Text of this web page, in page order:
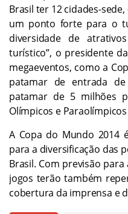
Brasil ter 12 cidades-
um ponto forte para o
diversidade de
turístico”, o presidente
megaeventos, como a
patamar de entrada
patamar de 5 milhões
Olímpicos e
A Copa do Mundo 2014
para a diversificação das
Brasil. Com previsão
jogos terão também
cobertura da imprensa e